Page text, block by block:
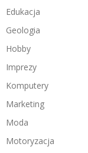
Edukacja
Geologia
Hobby
Imprezy
Komputery
Marketing
Moda
Motoryzacja